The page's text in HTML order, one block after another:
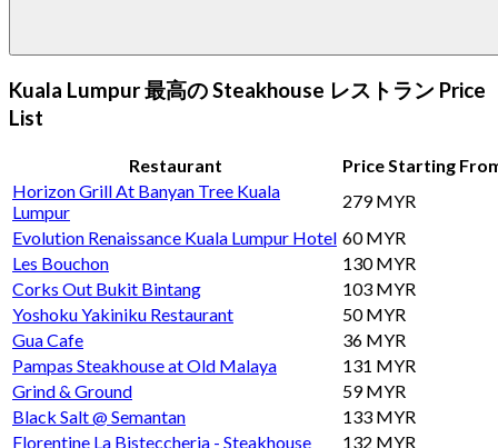
Kuala Lumpur 最高の Steakhouse レストラン Price
List
Restaurant
Price Starting
Horizon Grill At Banyan Tree Kuala
Lumpur
279 MYR
Evolution Renaissance Kuala Lumpur Hotel 60 MYR
Les Bouchon
130 MYR
Corks Out Bukit Bintang
103 MYR
Yoshoku Yakiniku Restaurant
50 MYR
Gua Cafe
36 MYR
Pampas Steakhouse at Old Malaya
131 MYR
Grind & Ground
59 MYR
Black Salt @ Semantan
133 MYR
Florentine La Bisteccheria - Steakhouse
132 MYR